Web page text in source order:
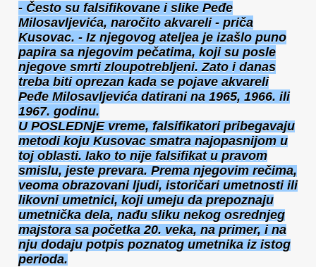
- Često su falsifikovane i slike Peđe
Milosavljevića, naročito akvareli - priča
Kusovac. - Iz njegovog ateljea je izašlo puno
papira sa njegovim pečatima, koji su posle
njegove smrti zloupotrebljeni. Zato i danas
treba biti oprezan kada se pojave akvareli
Peđe Milosavljevića datirani na 1965, 1966. ili
1967. godinu.
U POSLEDNjE vreme, falsifikatori pribegavaju
metodi koju Kusovac smatra najopasnijom u
toj oblasti. Iako to nije falsifikat u pravom
smislu, jeste prevara. Prema njegovim rečima,
veoma obrazovani ljudi, istoričari umetnosti ili
likovni umetnici, koji umeju da prepoznaju
umetnička dela, nađu sliku nekog osrednjeg
majstora sa početka 20. veka, na primer, i na
nju dodaju potpis poznatog umetnika iz istog
perioda.